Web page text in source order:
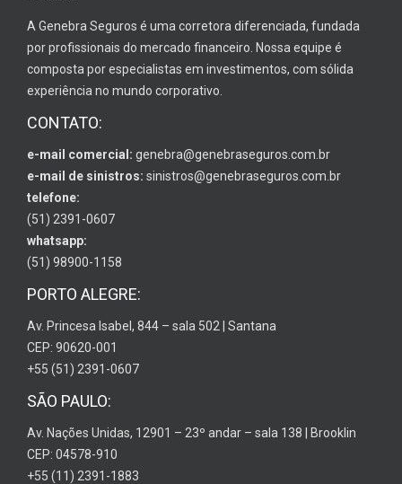
A Genebra Seguros é uma corretora diferenciada, fundada
por profissionais do mercado financeiro. Nossa equipe é
composta por especialistas em investimentos, com sólida
experiência no mundo corporativo.
CONTATO:
e-mail comercial: genebra@genebraseguros.com.br
e-mail de sinistros: sinistros@genebraseguros.com.br
telefone:
(51) 2391-0607
whatsapp:
(51) 98900-1158
PORTO ALEGRE:
Av. Princesa Isabel, 844 – sala 502 | Santana
CEP: 90620-001
+55 (51) 2391-0607
SÃO PAULO:
Av. Nações Unidas, 12901 – 23º andar – sala 138 | Brooklin
CEP: 04578-910
+55 (11) 2391-1883